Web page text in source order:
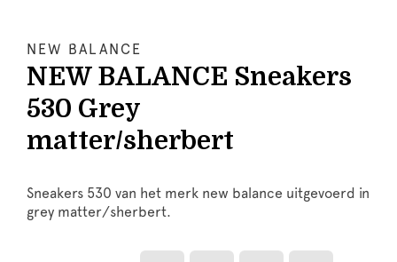
NEW BALANCE
NEW BALANCE Sneakers
530 Grey
matter/sherbert
Sneakers 530 van het merk new balance uitgevoerd in
grey matter/sherbert.